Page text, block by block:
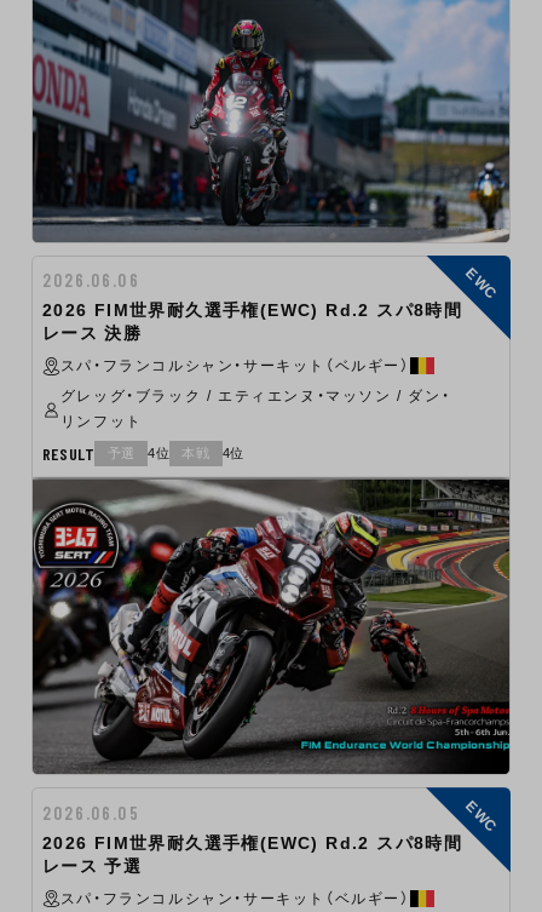
2026.06.06
2026 FIM世界耐久選手権(EWC) Rd.2 スパ8時間
レース 決勝
スパ・フランコルシャン・サーキット（ベルギー）
グレッグ・ブラック / エティエンヌ・マッソン / ダン・
リンフット
RESULT 予選 4位 本戦 4位
EWC
2026.06.05
2026 FIM世界耐久選手権(EWC) Rd.2 スパ8時間
レース 予選
スパ・フランコルシャン・サーキット（ベルギー）
EWC